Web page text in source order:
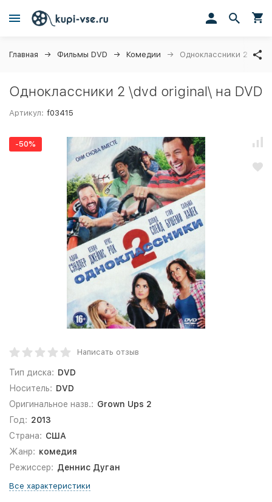
Главная Фильмы DVD Комедии Одноклассники 2 \dvd
Одноклассники 2 \dvd original\ на DVD
Артикул: f03415
-50%
Написать отзыв
Тип диска: DVD
Носитель: DVD
Оригинальное назв.: Grown Ups 2
Год: 2013
Страна: США
Жанр: комедия
Режиссер: Деннис Дуган
Все характеристики